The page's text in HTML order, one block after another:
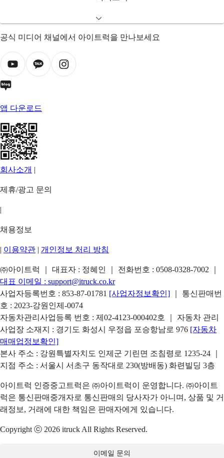
공식 미디어 채널에서 아이트럭을 만나보세요
앱 다운로드
회사소개 |
제휴/광고 문의
|
채용정보
| 이용약관 | 개인정보 처리 방침
㈜아이트럭 ｜ 대표자 : 정혜인 ｜ 전화번호 : 0508-0328-7002
대표 이메일 : support@itruck.co.kr
사업자등록번호 : 853-87-01781 [사업자정보확인]
｜ 통신판매번
호 : 2023-강원인제-0074
자동차관리사업등록 번호 : 제02-4123-000402호 ｜ 자동차 관리
사업장 소재지 : 경기도 화성시 우정읍 포승항남로 976 [자동차
매매업정보확인]
본사 주소 : 강원특별자치도 인제군 기린면 조침령로 1235-24 ｜
지점 주소 : 서울시 서초구 동작대로 230(방배동) 화련빌딩 3층
아이트럭 인증중고트럭은 ㈜아이트럭이 운영합니다. ㈜아이트
럭은 통신판매중개자로 통신판매의 당사자가 아니며, 상품 및 거
래정보, 거래에 대한 책임은 판매자에게 있습니다.
Copyright ⓒ 2026 itruck All Rights Reserved.
이메일 문의